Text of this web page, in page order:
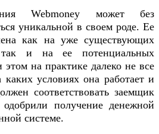
Webmoney может без
уникальной в своем роде. Ее
как на уже существующих
и на ее потенциальных
этом на практике далеко не все
условиях она работает и
соответствовать заемщик
получение денежной
системе.